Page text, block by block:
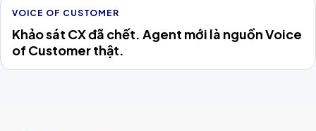
VOICE OF CUSTOMER
Khảo sát CX đã chết. Agent mới là nguồn Voice
of Customer thật.